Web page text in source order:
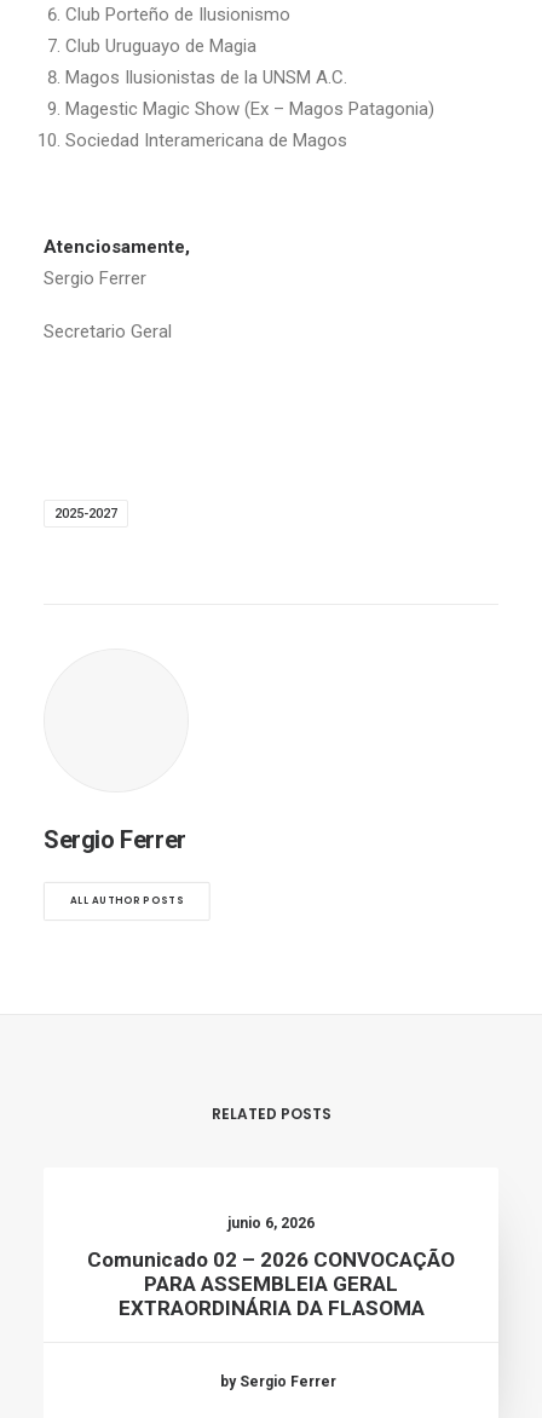
Club Porteño de Ilusionismo
Club Uruguayo de Magia
Magos Ilusionistas de la UNSM A.C.
Magestic Magic Show (Ex – Magos Patagonia)
Sociedad Interamericana de Magos
Atenciosamente,
Sergio Ferrer
Secretario Geral
2025-2027
Sergio Ferrer
ALL AUTHOR POSTS
RELATED POSTS
junio 6, 2026
Comunicado 02 – 2026 CONVOCAÇÃO
PARA ASSEMBLEIA GERAL
EXTRAORDINÁRIA DA FLASOMA
by Sergio Ferrer